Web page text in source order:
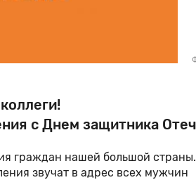
с Днем защитника
граждан нашей большой страны.
звучат в адрес всех мужчин